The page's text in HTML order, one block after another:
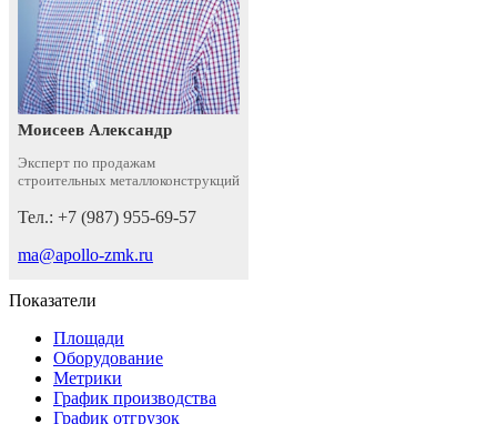
Моисеев Александр
Эксперт по продажам
строительных металлоконструкций
Тел.: +7 (987) 955-69-57
ma@apollo-zmk.ru
Показатели
Площади
Оборудование
Метрики
График производства
График отгрузок